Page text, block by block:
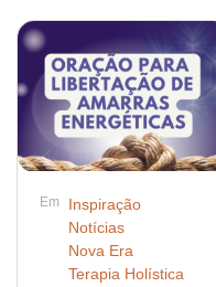
Em
Inspiração
Notícias
Nova Era
Terapia Holística